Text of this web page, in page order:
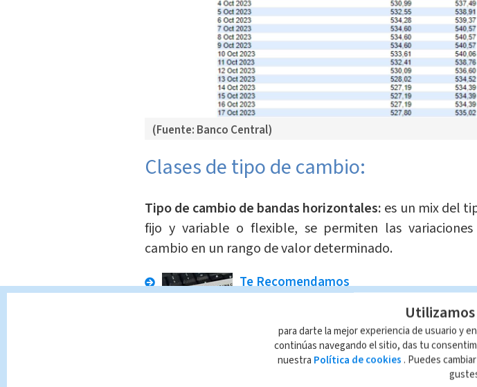
(Fuente: Banco Central)
Clases de tipo de cambio:
Tipo de cambio de bandas horizontales: es un mix del
fijo y variable o flexible, se permiten las
cambio en un rango de valor determinado.
Te Recomendamos
Prueba de manejo: en estas
puede imprimir la licencia el
examen
Indira Zúñiga
para darte la mejor experiencia de usuario y
continúas navegando el sitio, das tu
nuestra Política de cookies . Puedes